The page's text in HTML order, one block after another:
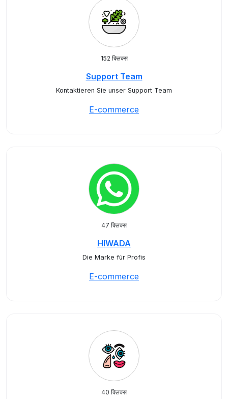
152 क्लिक्स
Support Team
Kontaktieren Sie unser Support Team
E-commerce
47 क्लिक्स
HIWADA
Die Marke für Profis
E-commerce
40 क्लिक्स